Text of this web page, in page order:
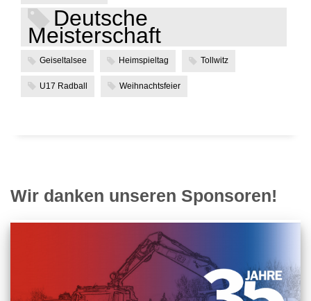
Deutsche
Meisterschaft
Geiseltalsee Heimspieltag Tollwitz
U17 Radball Weihnachtsfeier
Wir danken unseren Sponsoren!